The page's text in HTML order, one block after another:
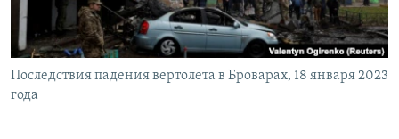
ПОБЕДИТЕЛЕЙ НЕ СУДЯТ?
КРЫМ.НЕПОКОРЕННЫЙ
ELIFBE
ПРИСОЕДИНЯЙТЕСЬ!
Последствия падения вертолета в Броварах, 18 января 2023
года